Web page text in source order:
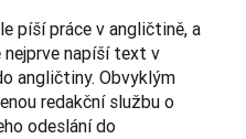
píší práce v angličtině, a
nejprve napíší text v
angličtiny. Obvyklým
redakční službu o
odeslání do